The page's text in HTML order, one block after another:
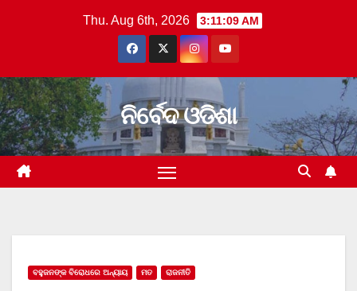
Thu. Aug 6th, 2026 3:11:10 AM
ନିର୍ବେଦ ଓଡିଶା
ବହୁଜନଙ୍କ ବିରୋଧରେ ଅନ୍ୟାୟ ମତ ରାଜନୀତି